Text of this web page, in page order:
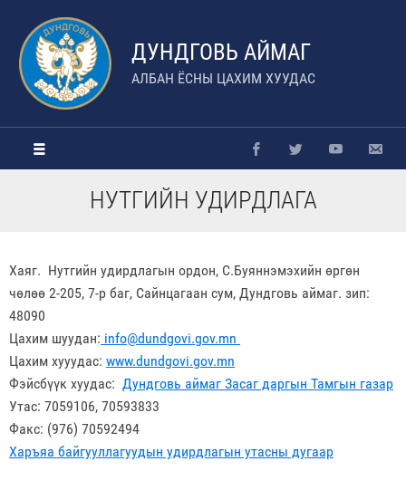
ДУНДГОВЬ АЙМАГ
АЛБАН ЁСНЫ ЦАХИМ ХУУДАС
НУТГИЙН УДИРДЛАГА
Хаяг. Нутгийн удирдлагын ордон, С.Буяннэмэхийн өргөн
чөлөө 2-205, 7-р баг, Сайнцагаан сум, Дундговь аймаг. зип:
48090
Цахим шуудан: info@dundgovi.gov.mn
Цахим хууудас: www.dundgovi.gov.mn
Фэйсбүүк хуудас: Дундговь аймаг Засаг даргын Тамгын газар
Утас: 7059106, 70593833
Факс: (976) 70592494
Харъяа байгууллагуудын удирдлагын утасны дугаар